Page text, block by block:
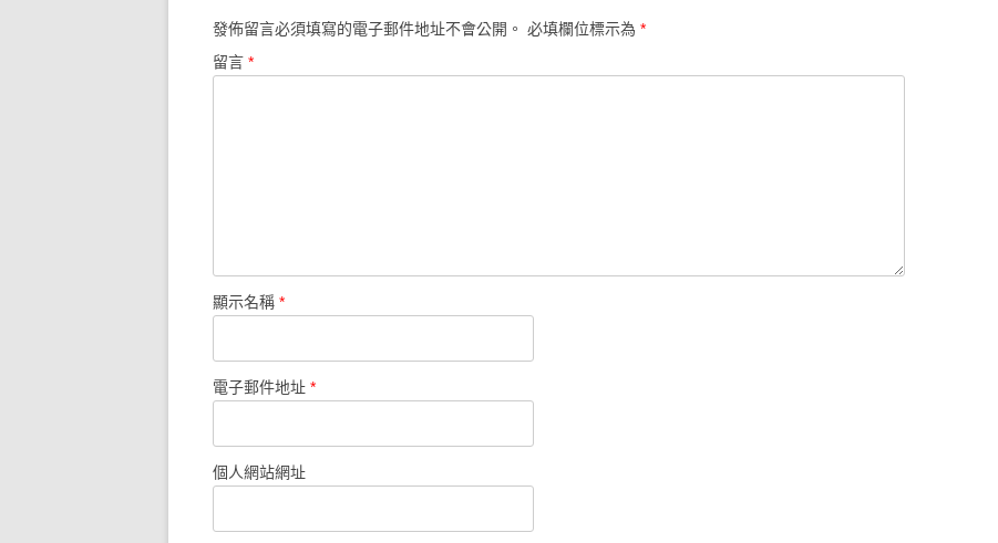
發佈留言必須填寫的電子郵件地址不會公開。 必填欄位標示為 *
留言 *
顯示名稱 *
電子郵件地址 *
個人網站網址